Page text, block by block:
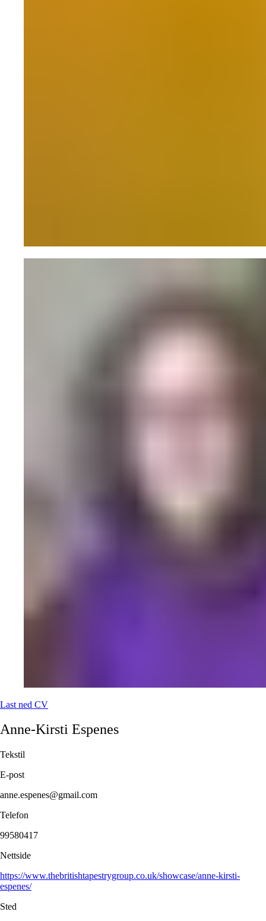
Last ned CV
Anne-Kirsti Espenes
Tekstil
E-post
anne.espenes@gmail.com
Telefon
99580417
Nettside
https://www.thebritishtapestrygroup.co.uk/showcase/anne-kirsti-
espenes/
Sted